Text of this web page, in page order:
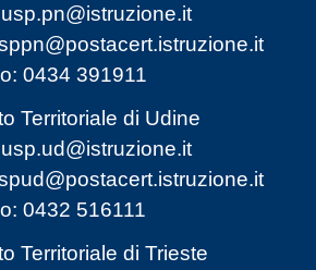
usp.pn@istruzione.it
0434 391911
Territoriale di Udine
usp.ud@istruzione.it
0432 516111
Territoriale di Trieste